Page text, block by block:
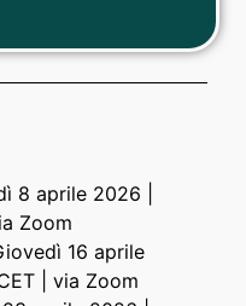
8 aprile 2026 |
Zoom
16 aprile
| via Zoom